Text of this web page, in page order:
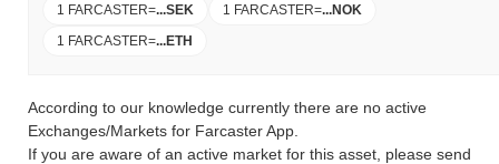
1 FARCASTER=...SEK 1 FARCASTER=...NOK
1 FARCASTER=...ETH
According to our knowledge currently there are no active
Exchanges/Markets for Farcaster App.
If you are aware of an active market for this asset, please send